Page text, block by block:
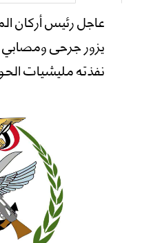
عاجل رئيس أركان
يزور جرحى ومصابي
نفذته مليشيات